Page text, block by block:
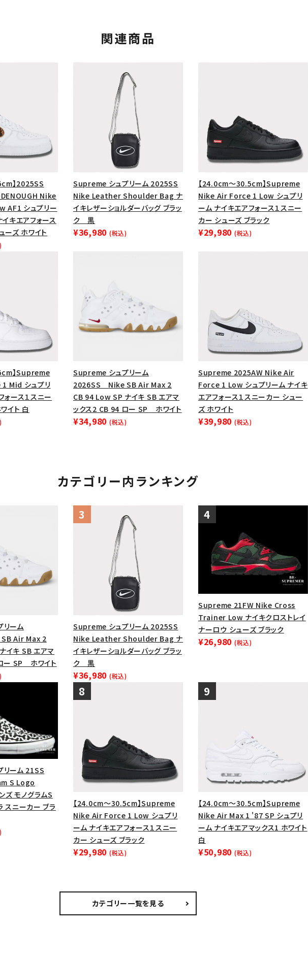
search
カテゴリーから探す コラボレーションブランドから探す
ボックスロゴ
ブラックスウェット
絞り込んで検索する
関連商品
】2025SS
Nike
AF1 シュプリー
イキエアフォース
ーズ ホワイト
Supreme シュプリーム 2025SS
Nike Leather Shoulder Bag ナ
イキレザーショルダーバッグ ブラッ
ク 黒
¥36,980 (税込)
【24.0cm～30.5cm】Supreme
Nike Air Force 1 Low シュプリ
ーム ナイキエアフォース１スニー
カー シューズ ブラック
¥29,980 (税込)
】Supreme
Mid シュプリ
ォース１スニー
イト 白
Supreme シュプリーム
2026SS Nike SB Air Max 2
CB 94 Low SP ナイキ SB エアマ
ックス2 CB 94 ロー SP ホワイト
¥34,980 (税込)
Supreme 2025AW Nike Air
Force 1 Low シュプリーム ナイキ
エアフォース１スニーカー シュー
ズ ホワイト
¥39,980 (税込)
カテゴリー内ランキング
ーム
Air Max 2
イキ SB エアマ
ー SP ホワイト
Supreme シュプリーム 2025SS
Nike Leather Shoulder Bag ナ
イキレザーショルダーバッグ ブラッ
ク 黒
¥36,980 (税込)
Supreme 21FW Nike Cross
Trainer Low ナイキクロストレイ
ナーロウ シューズ ブラック
¥26,980 (税込)
ーム 21SS
S Logo
モノグラムS
スニーカー ブラ
【24.0cm～30.5cm】Supreme
Nike Air Force 1 Low シュプリ
ーム ナイキエアフォース１スニー
カー シューズ ブラック
¥29,980 (税込)
【24.0cm～30.5cm】Supreme
Nike Air Max 1 '87 SP シュプリ
ーム ナイキエアマックス1 ホワイト
白
¥50,980 (税込)
カテゴリー一覧を見る